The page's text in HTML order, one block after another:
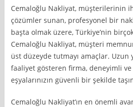
Cemaloğlu Nakliyat, müşterilerinin
çözümler sunan, profesyonel bir
başta olmak üzere, Türkiye’nin
Cemaloğlu Nakliyat, müşteri
üst düzeyde tutmayı amaçlar. Uzun
faaliyet gösteren firma, deneyimli
eşyalarınızın güvenli bir şekilde
Cemaloğlu Nakliyat’ın en önemli